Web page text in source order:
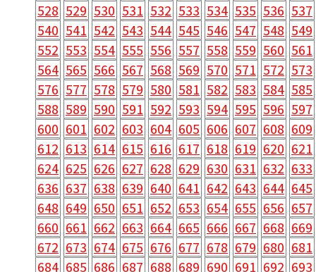
528 529 530 531 532 533 534 535 536 537
540 541 542 543 544 545 546 547 548 549
552 553 554 555 556 557 558 559 560 561
564 565 566 567 568 569 570 571 572 573
576 577 578 579 580 581 582 583 584 585
588 589 590 591 592 593 594 595 596 597
600 601 602 603 604 605 606 607 608 609
612 613 614 615 616 617 618 619 620 621
624 625 626 627 628 629 630 631 632 633
636 637 638 639 640 641 642 643 644 645
648 649 650 651 652 653 654 655 656 657
660 661 662 663 664 665 666 667 668 669
672 673 674 675 676 677 678 679 680 681
684 685 686 687 688 689 690 691 692 693